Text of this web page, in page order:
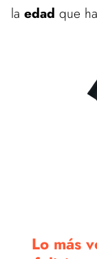
la edad que
Lo más